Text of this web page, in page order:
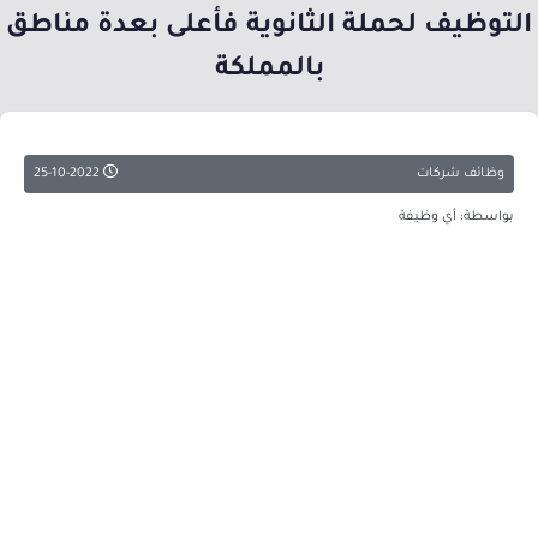
التوظيف لحملة الثانوية فأعلى بعدة مناطق
بالمملكة
وظائف شركات
بواسطة: أي وظيفة